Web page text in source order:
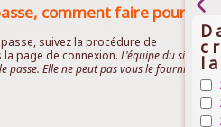
comment faire pour le
suivez la procédure de
page de connexion.L'équipe du site
Elle ne peut pas vous le fournir